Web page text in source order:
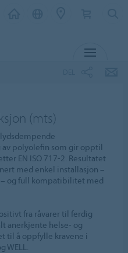
(mts)
polyolefin som gir opptil
EN ISO 717-2. Resultatet
med enkel installasjon –
og full kompatibilitet med
fra råvarer til ferdig
anerkjente helse- og
til å oppfylle kravene i
WELL.